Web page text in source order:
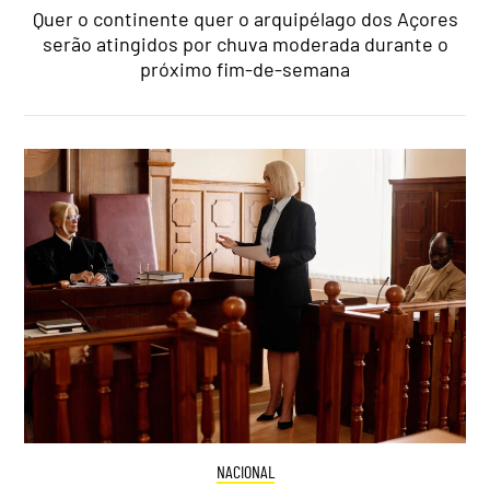
Quer o continente quer o arquipélago dos Açores
serão atingidos por chuva moderada durante o
próximo fim-de-semana
NACIONAL